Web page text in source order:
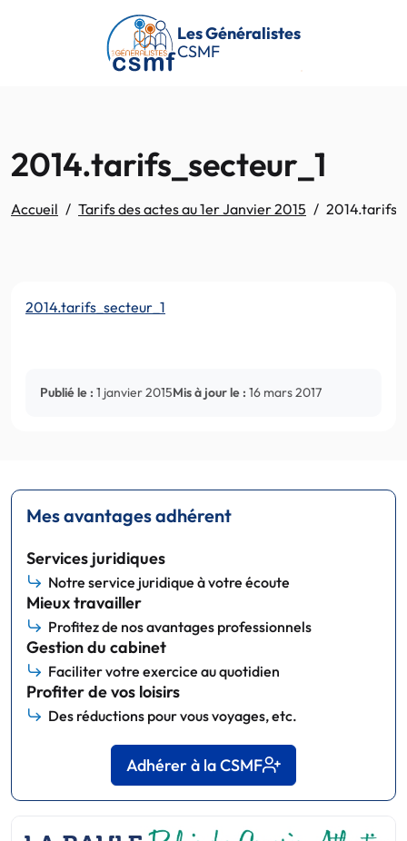
Passer au contenu principal
Les Généralistes
CSMF
2014.tarifs_secteur_1
Accueil Tarifs des actes au 1er Janvier 2015
2014.tarifs_secteur_1
Publié le : 1 janvier 2015Mis à jour le : 16 mars 2017
Mes avantages adhérent
Services juridiques
Notre service juridique à votre écoute
Mieux travailler
Profitez de nos avantages professionnels
Gestion du cabinet
Faciliter votre exercice au quotidien
Profiter de vos loisirs
Des réductions pour vous voyages, etc.
Adhérer à la CSMF